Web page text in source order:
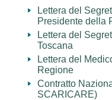
Lettera del
Presidente della
Lettera del
Toscana
Lettera del
Regione
Contratto
SCARICARE)